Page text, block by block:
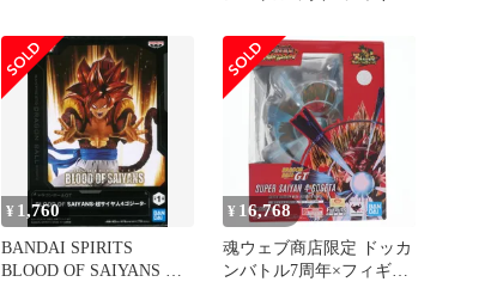
ゴジータ
ボ 超サイヤ人4ゴジータ -
究極パワーのサイヤ人戦
士-
¥ 1,760
BANDAI SPIRITS
BLOOD OF SAIYANS 超
¥ 16,768
魂ウェブ商店限定 ドッカ
ンバトル7周年×フィギュ